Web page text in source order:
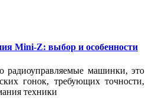
Mini-Z: выбор и особенности
радиоуправляемые машинки, это
гонок, требующих точности,
техники